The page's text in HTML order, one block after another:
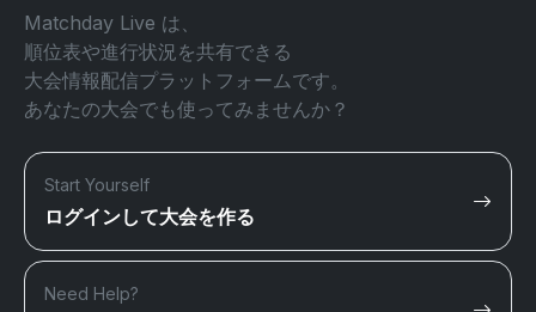
Matchday Live は、
順位表や進行状況を共有できる
大会情報配信プラットフォームです。
あなたの大会でも使ってみませんか？
Start Yourself
ログインして大会を作る
Need Help?